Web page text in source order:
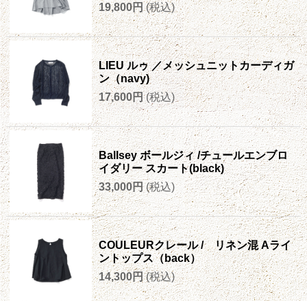
19,800円 (税込)
LIEU ルゥ ／メッシュニットカーディガ
ン（navy)
17,600円 (税込)
Ballsey ボールジィ /チュールエンブロ
イダリー スカート(black)
33,000円 (税込)
COULEURクレール / リネン混 Aライ
ントップス（back）
14,300円 (税込)